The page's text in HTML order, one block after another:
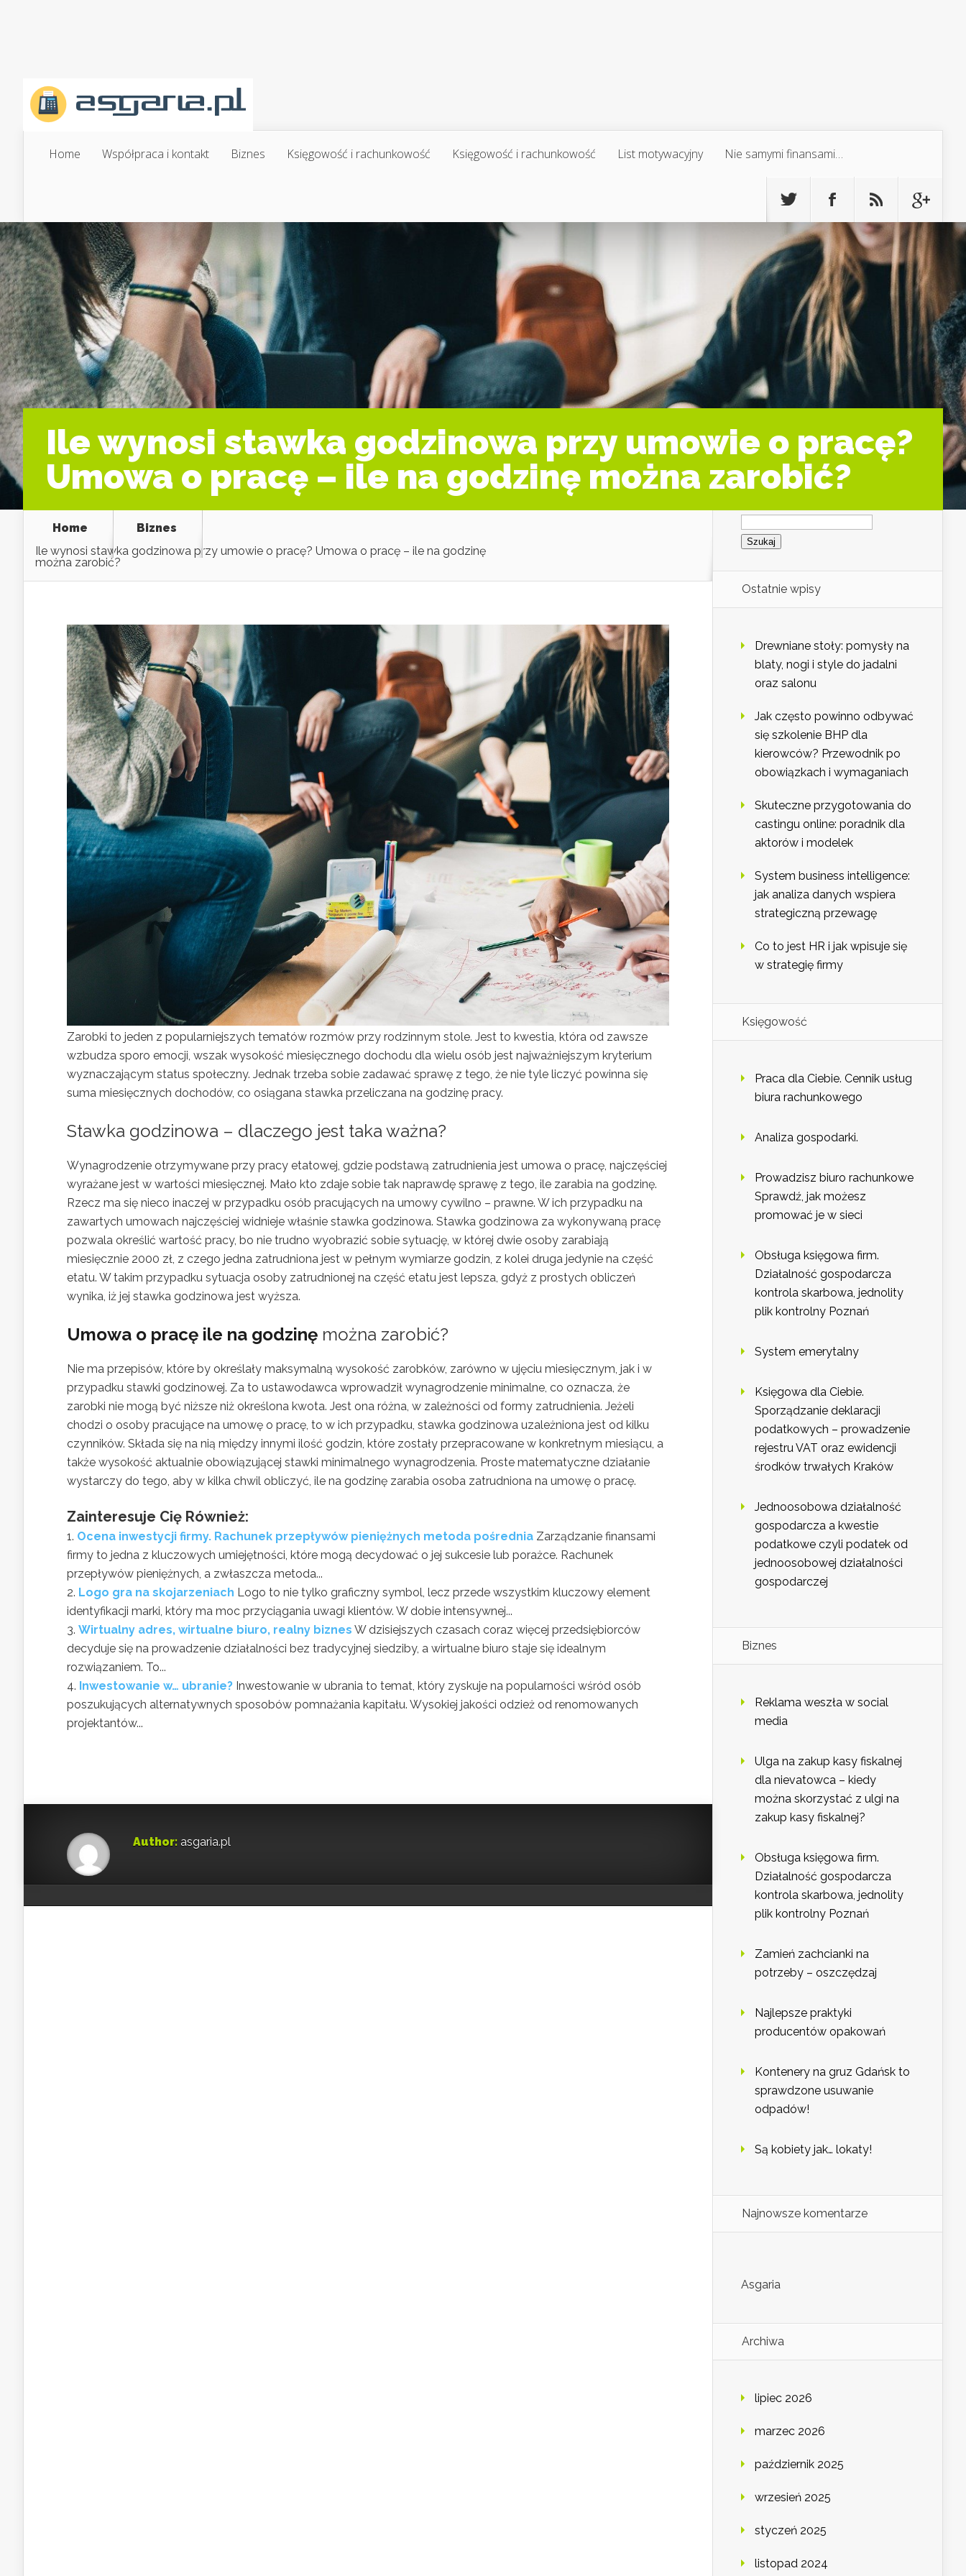
Home Współpraca i kontakt Biznes Księgowość i rachunkowość Księgowość i rachunkowość List motywacyjny Nie samymi finansami…
Ile wynosi stawka godzinowa przy umowie o pracę?
Umowa o pracę – ile na godzinę można zarobić?
Home
Biznes
Ile wynosi stawka godzinowa przy umowie o pracę? Umowa o pracę – ile na godzinę
można zarobić?
Zarobki to jeden z popularniejszych tematów rozmów przy rodzinnym stole. Jest to kwestia, która od zawsze
wzbudza sporo emocji, wszak wysokość miesięcznego dochodu dla wielu osób jest najważniejszym kryterium
wyznaczającym status społeczny. Jednak trzeba sobie zadawać sprawę z tego, że nie tyle liczyć powinna się
suma miesięcznych dochodów, co osiągana stawka przeliczana na godzinę pracy.
Stawka godzinowa – dlaczego jest taka ważna?
Wynagrodzenie otrzymywane przy pracy etatowej, gdzie podstawą zatrudnienia jest umowa o pracę, najczęściej
wyrażane jest w wartości miesięcznej. Mało kto zdaje sobie tak naprawdę sprawę z tego, ile zarabia na godzinę.
Rzecz ma się nieco inaczej w przypadku osób pracujących na umowy cywilno – prawne. W ich przypadku na
zawartych umowach najczęściej widnieje właśnie stawka godzinowa. Stawka godzinowa za wykonywaną pracę
pozwala określić wartość pracy, bo nie trudno wyobrazić sobie sytuację, w której dwie osoby zarabiają
miesięcznie 2000 zł, z czego jedna zatrudniona jest w pełnym wymiarze godzin, z kolei druga jedynie na część
etatu. W takim przypadku sytuacja osoby zatrudnionej na część etatu jest lepsza, gdyż z prostych obliczeń
wynika, iż jej stawka godzinowa jest wyższa.
Umowa o pracę ile na godzinę można zarobić?
Nie ma przepisów, które by określały maksymalną wysokość zarobków, zarówno w ujęciu miesięcznym, jak i w
przypadku stawki godzinowej. Za to ustawodawca wprowadził wynagrodzenie minimalne, co oznacza, że
zarobki nie mogą być niższe niż określona kwota. Jest ona różna, w zależności od formy zatrudnienia. Jeżeli
chodzi o osoby pracujące na umowę o pracę, to w ich przypadku, stawka godzinowa uzależniona jest od kilku
czynników. Składa się na nią między innymi ilość godzin, które zostały przepracowane w konkretnym miesiącu, a
także wysokość aktualnie obowiązującej stawki minimalnego wynagrodzenia. Proste matematyczne działanie
wystarczy do tego, aby w kilka chwil obliczyć, ile na godzinę zarabia osoba zatrudniona na umowę o pracę.
Zainteresuje Cię Również:
Ocena inwestycji firmy. Rachunek przepływów pieniężnych metoda pośrednia Zarządzanie finansami
firmy to jedna z kluczowych umiejętności, które mogą decydować o jej sukcesie lub porażce. Rachunek
przepływów pieniężnych, a zwłaszcza metoda...
Logo gra na skojarzeniach Logo to nie tylko graficzny symbol, lecz przede wszystkim kluczowy element
identyfikacji marki, który ma moc przyciągania uwagi klientów. W dobie intensywnej...
Wirtualny adres, wirtualne biuro, realny biznes W dzisiejszych czasach coraz więcej przedsiębiorców
decyduje się na prowadzenie działalności bez tradycyjnej siedziby, a wirtualne biuro staje się idealnym
rozwiązaniem. To...
Inwestowanie w… ubranie? Inwestowanie w ubrania to temat, który zyskuje na popularności wśród osób
poszukujących alternatywnych sposobów pomnażania kapitału. Wysokiej jakości odzież od renomowanych
projektantów...
Author: asgaria.pl
Szukaj:
Ostatnie wpisy
Drewniane stoły: pomysły na
blaty, nogi i style do jadalni
oraz salonu
Jak często powinno odbywać
się szkolenie BHP dla
kierowców? Przewodnik po
obowiązkach i wymaganiach
Skuteczne przygotowania do
castingu online: poradnik dla
aktorów i modelek
System business intelligence:
jak analiza danych wspiera
strategiczną przewagę
Co to jest HR i jak wpisuje się
w strategię firmy
Księgowość
Praca dla Ciebie. Cennik usług
biura rachunkowego
Analiza gospodarki.
Prowadzisz biuro rachunkowe
Sprawdź, jak możesz
promować je w sieci
Obsługa księgowa firm.
Działalność gospodarcza
kontrola skarbowa, jednolity
plik kontrolny Poznań
System emerytalny
Księgowa dla Ciebie.
Sporządzanie deklaracji
podatkowych – prowadzenie
rejestru VAT oraz ewidencji
środków trwałych Kraków
Jednoosobowa działalność
gospodarcza a kwestie
podatkowe czyli podatek od
jednoosobowej działalności
gospodarczej
Biznes
Reklama weszła w social
media
Ulga na zakup kasy fiskalnej
dla nievatowca – kiedy
można skorzystać z ulgi na
zakup kasy fiskalnej?
Obsługa księgowa firm.
Działalność gospodarcza
kontrola skarbowa, jednolity
plik kontrolny Poznań
Zamień zachcianki na
potrzeby – oszczędzaj
Najlepsze praktyki
producentów opakowań
Kontenery na gruz Gdańsk to
sprawdzone usuwanie
odpadów!
Są kobiety jak… lokaty!
Najnowsze komentarze
Asgaria
Archiwa
lipiec 2026
marzec 2026
październik 2025
wrzesień 2025
styczeń 2025
listopad 2024